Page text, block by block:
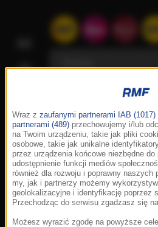
Wraz z zaufanymi partnerami IAB (1017)
partnerami (489) przechowujemy i/lub
na Twoim urządzeniu, takie jak pliki
osobowe, takie jak unikalne
przez urządzenia końcowe niezbędne
udostępnienie funkcji mediów
również dla rozwoju i poprawny naszych
my, jak i partnerzy możemy
geolokalizacyjne i identyfikację poprzez
Przechodząc do serwisu zgadzasz się
Możesz wyrazić zgodę na powyższe